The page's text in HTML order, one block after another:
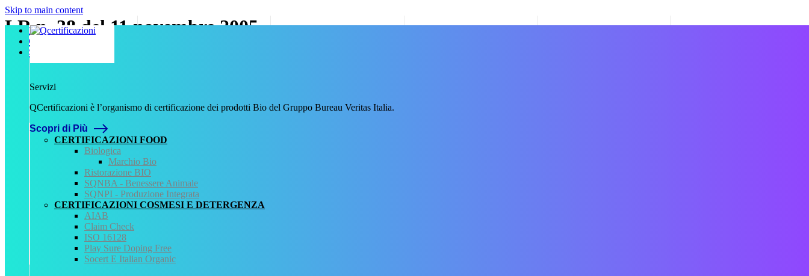
Skip to main content
Home
Chi Siamo
Servizi
Servizi
QCertificazioni è l’organismo di certificazione dei prodotti Bio del Gruppo Bureau Veritas Italia.
Scopri di Più
CERTIFICAZIONI FOOD
Biologica
Marchio Bio
Ristorazione BIO
SQNBA - Benessere Animale
SQNPI - Produzione Integrata
CERTIFICAZIONI COSMESI E DETERGENZA
AIAB
Claim Check
ISO 16128
Play Sure Doping Free
Socert E Italian Organic
LR n. 38 del 11 novembre 2005
Data:
11 Novembre 2005
38
Tipologia:
Tipo normativa:
Normativa Regionale
Fonte normativa
Legge regionale n. 38 dell’11 novembre 2005: Norme per l’agricoltura biologica. BOLLETTINO UFFICIALE DELLA REGIONE MOLISE N. 33 del 16 novembre 2005.
LR n. 38 del 11 novembre 2005.pdf
CHI SIAMO